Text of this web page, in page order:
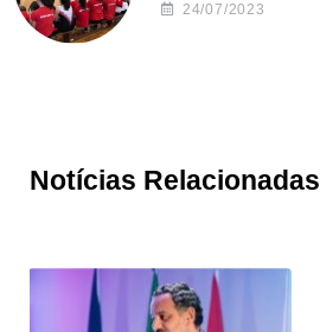
24/07/2023
Notícias Relacionadas